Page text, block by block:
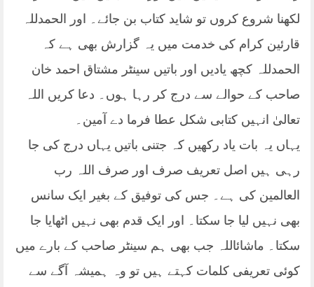
لکھنا شروع کروں تو شاید کتاب بن جائے۔ اور الحمدللہ
قارئین کرام کی خدمت میں یہ گزارش بھی ہے کہ
الحمدللہ کچھ یادیں اور باتیں سینٹر مشتاق احمد خان
صاحب کے حوالے سے درج کر رہا ہوں۔ دعا کریں اللہ
تعالیٰ انہیں کتابی شکل عطا فرما دے آمین۔
یہاں یہ بات یاد رکھیں کہ جتنی باتیں یہاں درج کی جا
رہی ہیں اصل تعریف صرف اور صرف اللہ رب
العالمین کی ہے۔ جس کی توفیق کے بغیر ایک سانس
بھی نہیں لیا جا سکتا۔ اور ایک قدم بھی نہیں اٹھایا جا
سکتا۔ ماشائاللہ جب بھی ہم سینٹر صاحب کے بارے میں
کوئی تعریفی کلمات کہتے ہیں تو وہ ہمیشہ آگے سے